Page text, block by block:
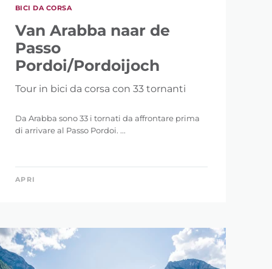
BICI DA CORSA
Van Arabba naar de
Passo
Pordoi/Pordoijoch
Tour in bici da corsa con 33 tornanti
Da Arabba sono 33 i tornati da affrontare prima
di arrivare al Passo Pordoi. ...
APRI